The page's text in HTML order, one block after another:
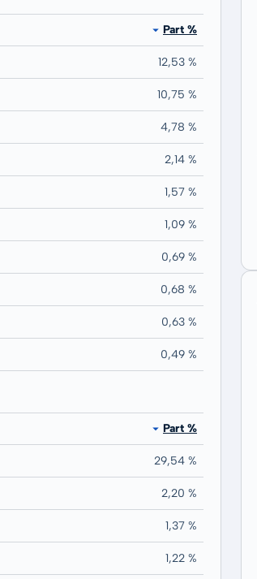
Part %
12,53 %
10,75 %
4,78 %
2,14 %
1,57 %
1,09 %
0,69 %
0,68 %
0,63 %
0,49 %
Part %
29,54 %
2,20 %
1,37 %
1,22 %